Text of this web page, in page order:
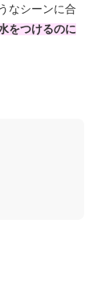
なシーンに合
をつけるのに